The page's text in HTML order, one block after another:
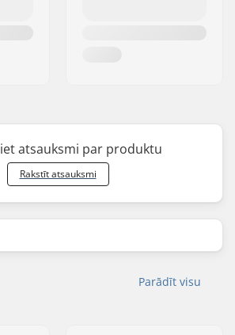
atsauksmi par produktu
Rakstīt atsauksmi
Parādīt visu